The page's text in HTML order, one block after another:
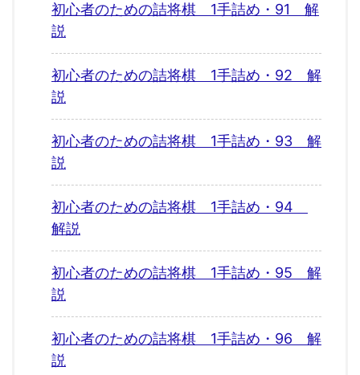
初心者のための詰将棋 1手詰め・91 解
説
初心者のための詰将棋 1手詰め・92 解
説
初心者のための詰将棋 1手詰め・93 解
説
初心者のための詰将棋 1手詰め・94
解説
初心者のための詰将棋 1手詰め・95 解
説
初心者のための詰将棋 1手詰め・96 解
説